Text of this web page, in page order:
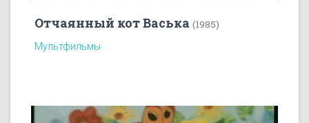
Отчаянный кот Васька (1985)
Мультфильмы